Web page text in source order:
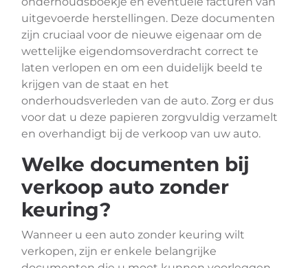
uitgevoerde herstellingen. Deze documenten
zijn cruciaal voor de nieuwe eigenaar om de
wettelijke eigendomsoverdracht correct te
laten verlopen en om een duidelijk beeld te
krijgen van de staat en het
onderhoudsverleden van de auto. Zorg er dus
voor dat u deze papieren zorgvuldig verzamelt
en overhandigt bij de verkoop van uw auto.
Welke documenten bij
verkoop auto zonder
keuring?
Wanneer u een auto zonder keuring wilt
verkopen, zijn er enkele belangrijke